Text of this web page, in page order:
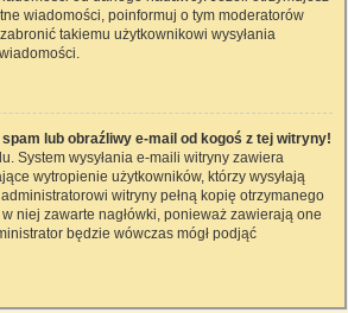
wiadomości, poinformuj o tym moderatorów
takiemu użytkownikowi wysyłania
spam lub obraźliwy e-mail od kogoś z tej witryny!
System wysyłania e-maili witryny zawiera
wytropienie użytkowników, którzy wysyłają
witryny pełną kopię otrzymanego
niej zawarte nagłówki, ponieważ zawierają one
będzie wówczas mógł podjąć